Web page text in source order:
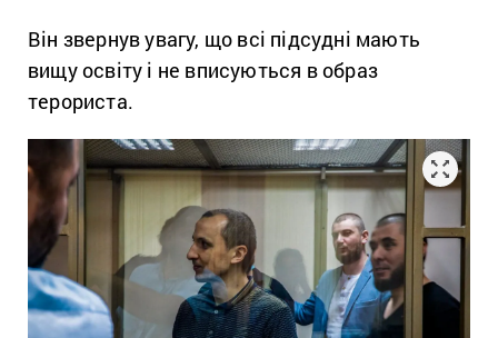
Він звернув увагу, що всі підсудні мають
вищу освіту і не вписуються в образ
терориста.